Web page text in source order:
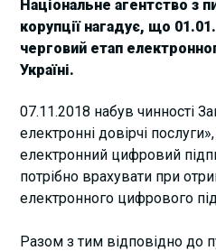
Національне агентство з
корупції нагадує, що
черговий етап
Україні.
07.11.2018 набув чинності
електронні довірчі
електронний цифровий
потрібно врахувати при
електронного цифрового
Разом з тим відповідно до